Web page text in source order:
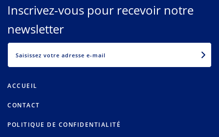
Inscrivez-vous pour recevoir notre
newsletter
ACCUEIL
CONTACT
POLITIQUE DE CONFIDENTIALITÉ